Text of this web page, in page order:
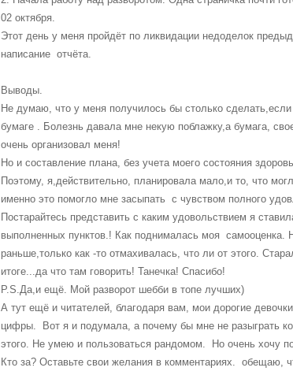
02 октября.
Этот день у меня пройдёт по ликвидации недоделок
написание отчёта.
Выводы.
Не думаю, что у меня получилось бы столько
бумаге . Болезнь давала мне некую поблажку,а бумага,
очень организовал меня!
Но и составление плана, без учета моего состояния
Поэтому, я,действительно, планировала мало,и то, что
именно это помогло мне засыпать с чувством полного
Постарайтесь представить с каким удовольствием я
выполненных пунктов.! Как поднималась моя самооценка.
раньше,только как -то отмахивалась, что ли от этого.
итоге...да что там говорить! Танечка! Спасибо!
P.S.Да,и ещё. Мой разворот шебби в топе лучших)
А тут ещё и читателей, благодаря вам, мои дорогие
цифры. Вот я и подумала, а почему бы мне не разыграть
этого. Не умею и пользоваться рандомом. Но очень хочу
Кто за? Оставьте свои желания в комментариях. обещаю,